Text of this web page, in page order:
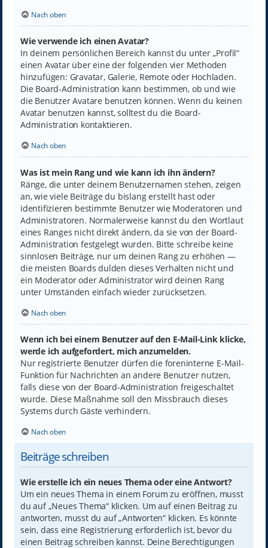
Nach oben
Wie verwende ich einen Avatar?
In deinem persönlichen Bereich kannst du unter „Profil“
einen Avatar über eine der folgenden vier Methoden
hinzufügen: Gravatar, Galerie, Remote oder Hochladen.
Die Board-Administration kann bestimmen, ob und wie
die Benutzer Avatare benutzen können. Wenn du keinen
Avatar benutzen kannst, solltest du die Board-
Administration kontaktieren.
Nach oben
Was ist mein Rang und wie kann ich ihn ändern?
Ränge, die unter deinem Benutzernamen stehen, zeigen
an, wie viele Beiträge du bislang erstellt hast oder
identifizieren bestimmte Benutzer wie Moderatoren und
Administratoren. Normalerweise kannst du den Wortlaut
eines Ranges nicht direkt ändern, da sie von der Board-
Administration festgelegt wurden. Bitte schreibe keine
sinnlosen Beiträge, nur um deinen Rang zu erhöhen —
die meisten Boards dulden dieses Verhalten nicht und
ein Moderator oder Administrator wird deinen Rang
unter Umständen einfach wieder zurücksetzen.
Nach oben
Wenn ich bei einem Benutzer auf den E-Mail-Link klicke,
werde ich aufgefordert, mich anzumelden.
Nur registrierte Benutzer dürfen die foreninterne E-Mail-
Funktion für Nachrichten an andere Benutzer nutzen,
falls diese von der Board-Administration freigeschaltet
wurde. Diese Maßnahme soll den Missbrauch dieses
Systems durch Gäste verhindern.
Nach oben
Beiträge schreiben
Wie erstelle ich ein neues Thema oder eine Antwort?
Um ein neues Thema in einem Forum zu eröffnen, musst
du auf „Neues Thema“ klicken. Um auf einen Beitrag zu
antworten, musst du auf „Antworten“ klicken. Es könnte
sein, dass eine Registrierung erforderlich ist, bevor du
einen Beitrag schreiben kannst. Deine Berechtigungen